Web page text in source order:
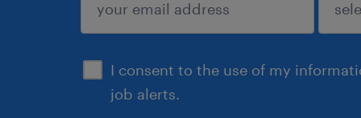
I consent to the use of my
job alerts.
submit